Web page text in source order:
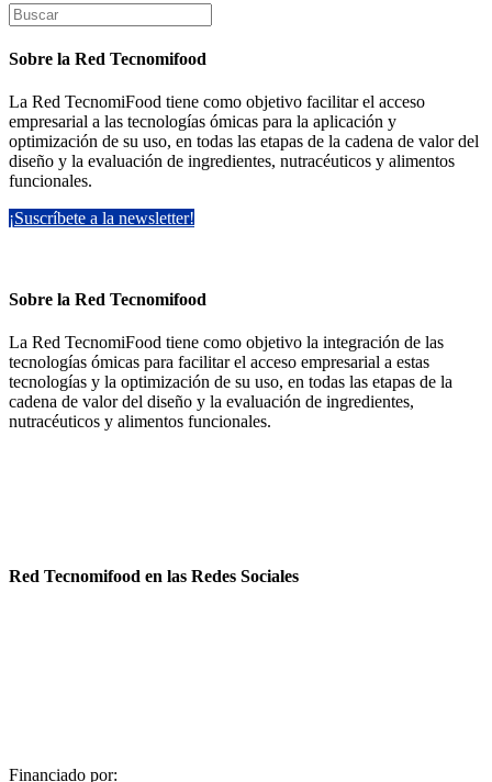
Search
for:
Sobre la Red Tecnomifood
La Red TecnomiFood tiene como objetivo facilitar el acceso
empresarial a las tecnologías ómicas para la aplicación y
optimización de su uso, en todas las etapas de la cadena de valor del
diseño y la evaluación de ingredientes, nutracéuticos y alimentos
funcionales.
¡Suscríbete a la newsletter!
Sobre la Red Tecnomifood
La Red TecnomiFood tiene como objetivo la integración de las
tecnologías ómicas para facilitar el acceso empresarial a estas
tecnologías y la optimización de su uso, en todas las etapas de la
cadena de valor del diseño y la evaluación de ingredientes,
nutracéuticos y alimentos funcionales.
Red Tecnomifood en las Redes Sociales
Financiado por: